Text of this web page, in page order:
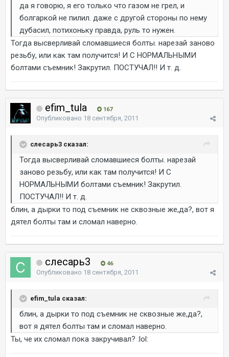
да я говорю, я его только что газом не грел, и
болгаркой не пилил. даже с другой стороны по нему
дубасил, потихоньку правда, руль то нужен.
Тогда высверливай сломавшиеся болты. нарезай заново
резьбу, или как там получится! И С НОРМАЛЬНЫМИ
болтами съемник! Закрутил. ПОСТУЧАЛ!! И т. д.
efim_tula 167
Опубликовано 18 сентября, 2011
слесарь3 сказал:
Тогда высверливай сломавшиеся болты. нарезай
заново резьбу, или как там получится! И С
НОРМАЛЬНЫМИ болтами съемник! Закрутил.
ПОСТУЧАЛ!! И т. д.
блин, а дырки то под съемник не сквозные же,да?, вот я
дятел болты там и сломал наверно.
слесарь3 46
Опубликовано 18 сентября, 2011
efim_tula сказал:
блин, а дырки то под съемник не сквозные же,да?,
вот я дятел болты там и сломал наверно.
Ты, че их сломал пока закручивал? :lol: